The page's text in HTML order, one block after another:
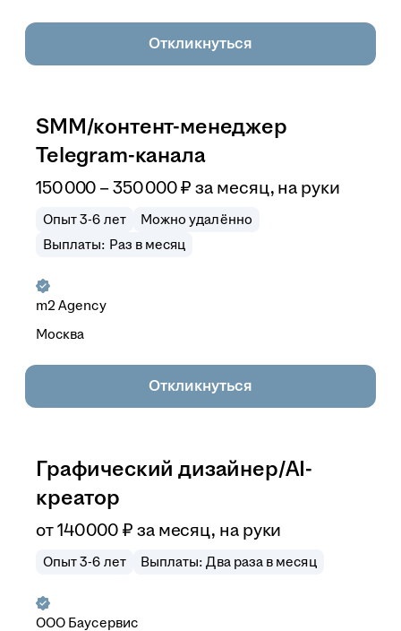
Откликнуться
SMM/контент-менеджер
Telegram-канала
150 000 –350 000₽ за месяц, на руки
Опыт 3-6 лет
Можно удалённо
Выплаты: Раз в месяц
m2 Agency
Москва
Откликнуться
Графический дизайнер/AI-
креатор
от140 000 ₽ за месяц, на руки
Опыт 3-6 лет Выплаты: Два раза в месяц
ООО Баусервис